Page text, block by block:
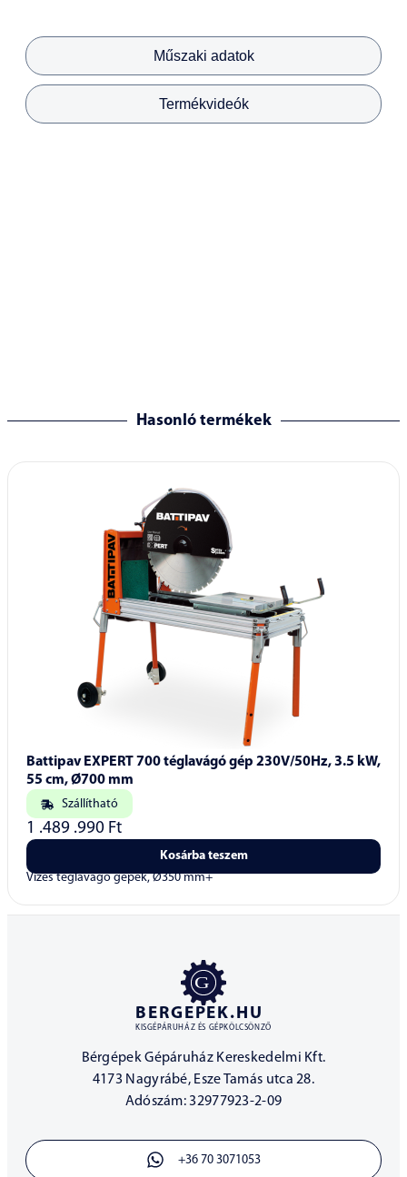
Műszaki adatok
Termékvideók
Hasonló termékek
Battipav EXPERT 700 téglavágó gép 230V/50Hz, 3.5 kW,
55 cm, Ø700 mm
Szállítható
1 .489 .990 Ft
Kosárba teszem
Vizes téglavágó gépek, Ø350 mm+
BERGEPEK.HU
KISGÉPÁRUHÁZ ÉS GÉPKÖLCSÖNZŐ
Bérgépek Gépáruház Kereskedelmi Kft.
4173 Nagyrábé, Esze Tamás utca 28.
Adószám: 32977923-2-09
+36 70 3071053